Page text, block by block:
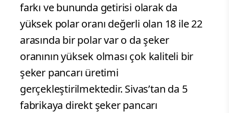
farkı ve bununda getirisi olarak da
yüksek polar oranı değerli olan 18 ile 22
arasında bir polar var o da şeker
oranının yüksek olması çok kaliteli bir
şeker pancarı üretimi
gerçekleştirilmektedir. Sivas’tan da 5
fabrikaya direkt şeker pancarı